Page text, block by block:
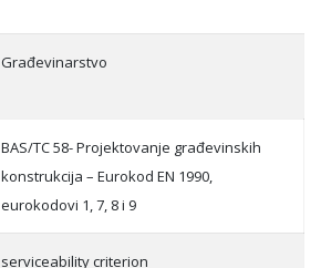
Građevinarstvo
BAS/TC 58- Projektovanje građevinskih
konstrukcija – Eurokod EN 1990,
eurokodovi 1, 7, 8 i 9
serviceability criterion